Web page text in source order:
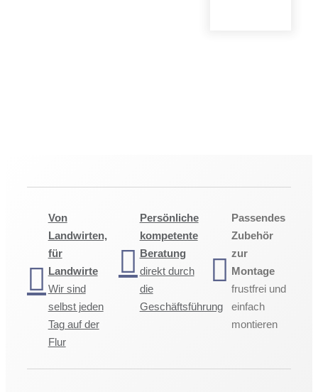
Von
Landwirten,
für
Landwirte
Wir sind
selbst jeden
Tag auf der
Flur
Persönliche
kompetente
Beratung
direkt durch
die
Geschäftsführung
Passendes
Zubehör
zur
Montage
frustfrei und
einfach
montieren